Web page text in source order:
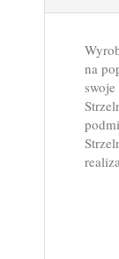
na
swoje